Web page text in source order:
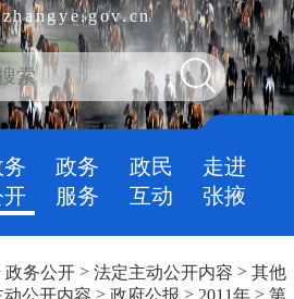
开
政务
服务
政民
互动
走进
张掖
政务公开 >法定主动公开内容 >其他
动公开内容 >政府公报 > 2011年 >第